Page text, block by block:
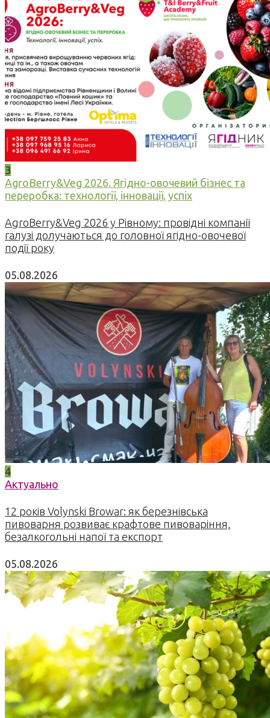
3
AgroBerry&Veg 2026. Ягідно-овочевий бізнес та
переробка: технології, інновації, успіх
AgroBerry&Veg 2026 у Рівному: провідні компанії
галузі долучаються до головної ягідно-овочевої
події року
05.08.2026
4
Актуально
12 років Volynski Browar: як березнівська
пивоварня розвиває крафтове пивоваріння,
безалкогольні напої та експорт
05.08.2026